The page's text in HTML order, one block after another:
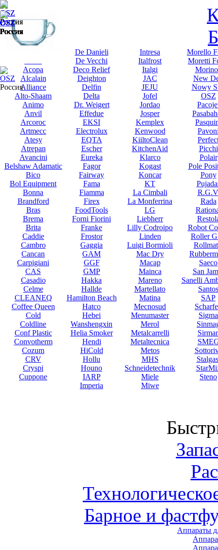
Acopa
Alcalain
Alliance
Alto-Shaam
Animo
Anvil
Arcoroc
Artmecc
Atesy
Atrepan
Avancini
Belshaw Adamatic
Bico
Bol Equipment
Bonna
Brandford
Bras
Brema
Brita
Caddie
Cambro
Cancan
Carpigiani
CAS
Casadio
Celme
CLEANEQ
Coffee Queen
Cold
Coldline
Conf Plastic
Convotherm
Cozum
CRV
Cryspi
Cuppone
De Danieli
De Vecchi
Deco Relief
Deighton
Delfin
Delta
Dr. Weigert
Effedue
EKSI
Electrolux
EQTA
Escher
Eureka
Fagor
Fairway
Fama
Fiamma
Firex
FoodTools
Forni Fiorini
Franke
Frostor
Gaggia
GAM
GGF
GMP
Hakka
Hallde
Hamilton Beach
Hatco
Hebei
Wanshengxin
Helia Smoker
Hendi
HiCold
Hollu
Houno
IARP
Imperia
Intresa
Italfrost
Italgi
JAC
JEJU
Jofel
Jordao
Josper
Kemplex
Kenwood
KiiltoClean
KitchenAid
Klarco
Kogast
Koncar
KT
La Cimbali
La Monferrina
LG
Liebherr
Lilly Codroipo
Linden
Luigi Bormioli
Mac Dry
Macap
Mainca
Mareno
Martellato
Matina
Mecnosud
Menumaster
Merol
Metalcarrelli
Metaltecnica
Metos
MHS
Schneidetechnik
Miele
Miwe
Morello
Moretti
New
Nowy
OSZ
Picchi
Polair
Pole
Pony
Rada
Robot
Roller
Saeco
San
Sanelli
Santos
SAP
Sigma
Steno
Барное и
Аппараты
OSZ
Россия
OSZ
Россия
OSZ
Россия
OSZ
Россия
OSZ
Россия
OSZ
Россия
OSZ
Россия
OSZ
Россия
OSZ
Россия
OSZ
Россия
OSZ
Россия
OSZ
Россия
OSZ
Россия
OSZ
Россия
OSZ
Россия
OSZ
Россия
OSZ
Россия
OSZ
Россия
OSZ
Россия
OSZ
Россия
OSZ
Россия
OSZ
Россия
OSZ
Россия
OSZ
Россия